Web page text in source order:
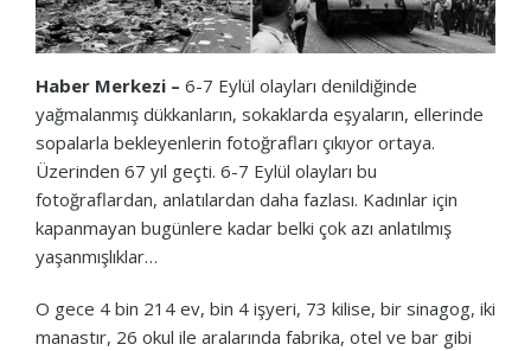
Haber Merkezi – 6-7 Eylül olayları denildiğinde
yağmalanmış dükkanların, sokaklarda eşyaların, ellerinde
sopalarla bekleyenlerin fotoğrafları çıkıyor ortaya.
Üzerinden 67 yıl geçti. 6-7 Eylül olayları bu
fotoğraflardan, anlatılardan daha fazlası. Kadınlar için
kapanmayan bugünlere kadar belki çok azı anlatılmış
yaşanmışlıklar…
O gece 4 bin 214 ev, bin 4 işyeri, 73 kilise, bir sinagog, iki
manastır, 26 okul ile aralarında fabrika, otel ve bar gibi